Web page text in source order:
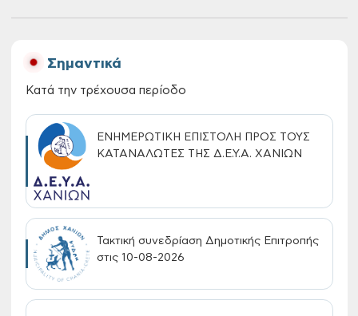
Σημαντικά
Κατά την τρέχουσα περίοδο
ΕΝΗΜΕΡΩΤΙΚΗ ΕΠΙΣΤΟΛΗ ΠΡΟΣ ΤΟΥΣ
ΚΑΤΑΝΑΛΩΤΕΣ ΤΗΣ Δ.Ε.Υ.Α. ΧΑΝΙΩΝ
Τακτική συνεδρίαση Δημοτικής Επιτροπής
στις 10-08-2026